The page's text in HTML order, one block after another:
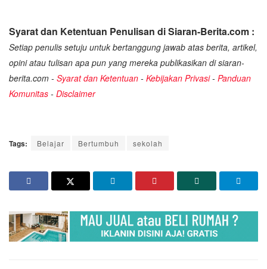
Syarat dan Ketentuan Penulisan di Siaran-Berita.com :
Setiap penulis setuju untuk bertanggung jawab atas berita, artikel,
opini atau tulisan apa pun yang mereka publikasikan di siaran-
berita.com - Syarat dan Ketentuan - Kebijakan Privasi- Panduan
Komunitas - Disclaimer
Tags: Belajar Bertumbuh sekolah